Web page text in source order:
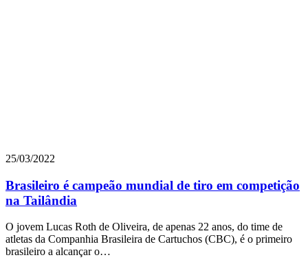
25/03/2022
Brasileiro é campeão mundial de tiro em competição
na Tailândia
O jovem Lucas Roth de Oliveira, de apenas 22 anos, do time de
atletas da Companhia Brasileira de Cartuchos (CBC), é o primeiro
brasileiro a alcançar o…